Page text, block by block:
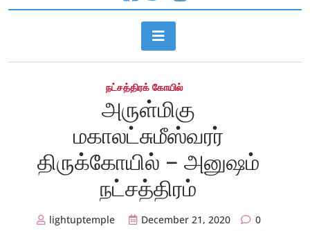
நட்சத்திரக் கோயில்
அருள்மிகு
மகாலட்சுமீஸ்வரர்
திருக்கோயில் – அனுஷம்
நட்சத்திரம்
lightuptemple December 21, 2020 0